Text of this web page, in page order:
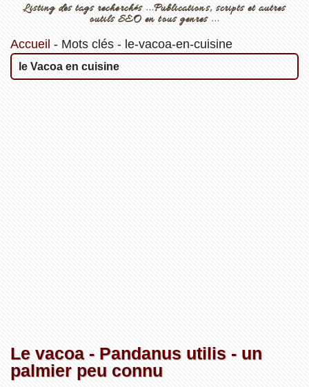
Listing des tags recherchés ...Publications, scripts et autres
outils SEO en tous genres ...
Accueil - Mots clés- le-vacoa-en-cuisine
le Vacoa en cuisine
Le vacoa - Pandanus utilis - un
palmier peu connu